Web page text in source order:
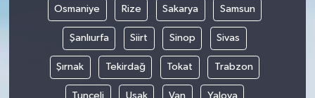
Osmaniye Rize Sakarya Samsun
Şanlıurfa Siirt Sinop Sivas
Şırnak Tekirdağ Tokat Trabzon
Tunceli Uşak Van Yalova